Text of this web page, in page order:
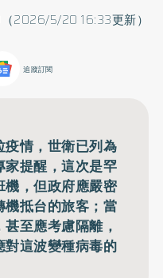
2026/5/20 16:33更新）
追蹤訂閱
情，世衛已列為
提醒，這次是罕
，但政府應嚴密
抵台的旅客；當
至應考慮隔離，
這波變種病毒的